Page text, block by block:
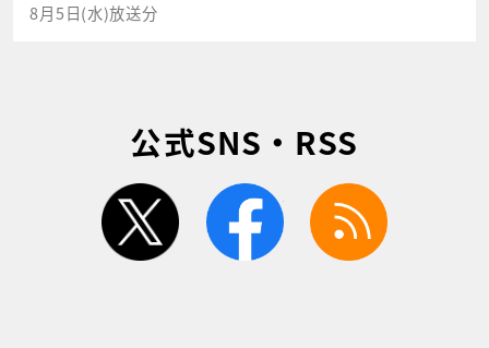
8月5日(水)放送分
公式SNS・RSS
twitter facebook